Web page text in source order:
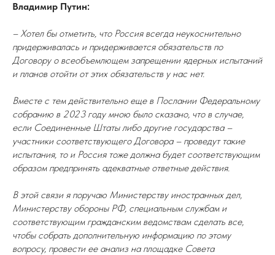
Владимир Путин:
– Хотел бы отметить, что Россия всегда неукоснительно
придерживалась и придерживается обязательств по
Договору о всеобъемлющем запрещении ядерных испытаний
и планов отойти от этих обязательств у нас нет.
Вместе с тем действительно еще в Послании Федеральному
собранию в 2023 году мною было сказано, что в случае,
если Соединенные Штаты либо другие государства –
участники соответствующего Договора – проведут такие
испытания, то и Россия тоже должна будет соответствующим
образом предпринять адекватные ответные действия.
В этой связи я поручаю Министерству иностранных дел,
Министерству обороны РФ, специальным службам и
соответствующим гражданским ведомствам сделать все,
чтобы собрать дополнительную информацию по этому
вопросу, провести ее анализ на площадке Совета